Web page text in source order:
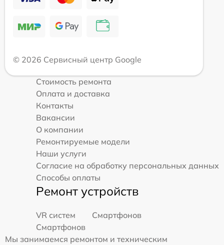
© 2026 Сервисный центр Google
Стоимость ремонта
Оплата и доставка
Контакты
Вакансии
О компании
Ремонтируемые модели
Наши услуги
Согласие на обработку персональных данных
Способы оплаты
Ремонт устройств
VR систем
Смартфонов
Смартфонов
Мы занимаемся ремонтом и техническим